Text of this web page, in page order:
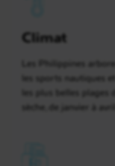
Climat
Les Philippines
les sports nautiques
les plus belles plages
sèche, de janvier à